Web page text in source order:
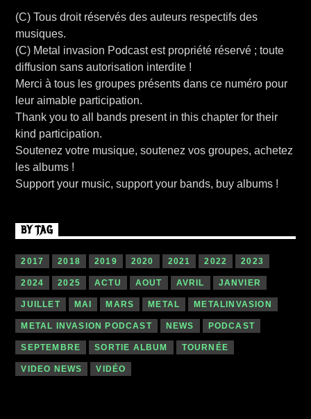
(C) Tous droit réservés des auteurs respectifs des
musiques.
(C) Metal invasion Podcast est propriété réservé ; toute
diffusion sans autorisation interdite !
Merci à tous les groupes présents dans ce numéro pour
leur aimable participation.
Thank you to all bands present in this chapter for their
kind participation.
Soutenez votre musique, soutenez vos groupes, achetez
les albums !
Support your music, support your bands, buy albums !
BY TAG
2017 2018 2019 2020 2021 2022 2023
2024 2025 ACTU AOUT AVRIL JANVIER
JUILLET MAI MARS METAL METALINVASION
METAL INVASION PODCAST NEWS PODCAST
SEPTEMBRE SORTIE ALBUM TOURNÉE
VIDEO NEWS VIDÉO